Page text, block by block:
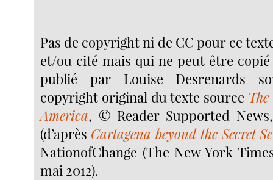
Pas de copyright ni de CC pour ce
et/ou cité mais qui ne peut être
publié par Louise Desrenards
copyright original du texte source
America, © Reader Supported
(d’après Cartagena beyond the Secret
NationofChange (The New York
mai 2012).